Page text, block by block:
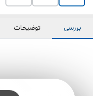
بررسی توضیحات